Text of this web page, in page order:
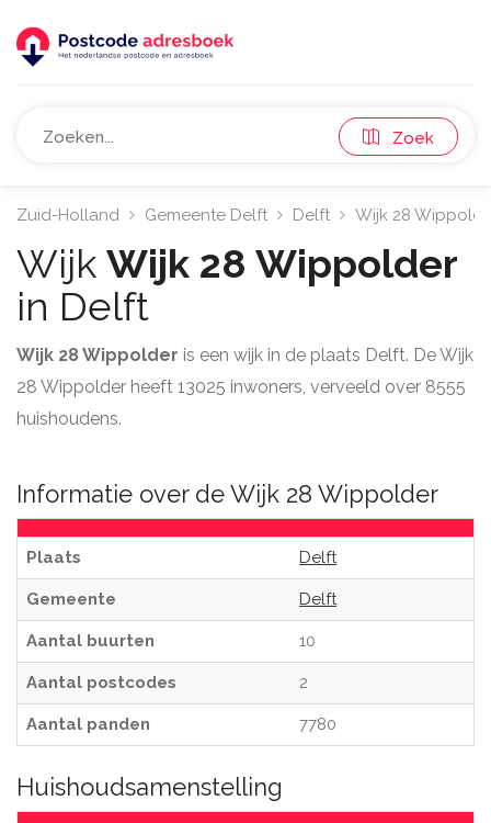
Zoek
Zuid-Holland Gemeente Delft Delft Wijk 28
Wijk Wijk 28 Wippolder
in Delft
Wijk 28 Wippolder is een wijk in de plaats Delft. De Wijk
28 Wippolder heeft 13025 inwoners, verveeld over 8555
huishoudens.
Informatie over de Wijk 28 Wippolder
Plaats Delft
Gemeente Delft
Aantal buurten 10
Aantal postcodes 2
Aantal panden 7780
Huishoudsamenstelling